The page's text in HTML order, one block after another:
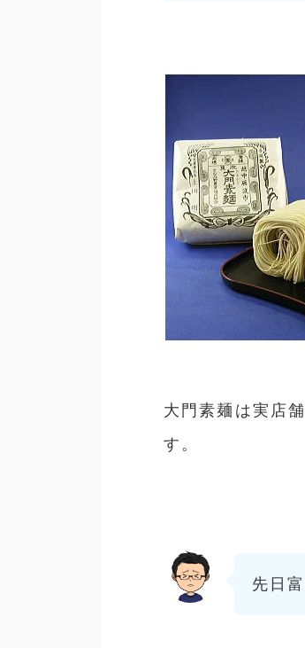
大門素麺は実店
す。
先日